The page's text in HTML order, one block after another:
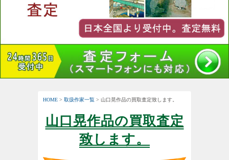
HOME > 取扱作家一覧 > 山口晃作品の買取査定致します。
山口晃作品の買取査定
致します。